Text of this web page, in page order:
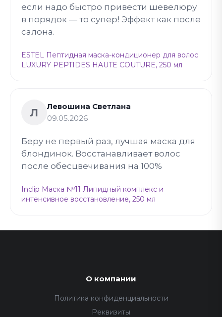
если надо быстро привести шевелюру
в порядок — то супер! Эффект как после
салона.
ESTEL Пептидная маска-кондиционер для волос
LUXURY PEPTIDES HAUTE COUTURE, 250 мл
Л
Левошина Светлана
09.05.2026
Беру не первый раз, лучшая маска для
блондинок. Восстанавливает волос
после обесцвечивания на 100%
Inclip Маска №11 Липидный комплекс и
интенсивное восстановление, 250 мл
О компании
Политика конфиденциальности
Реквизиты